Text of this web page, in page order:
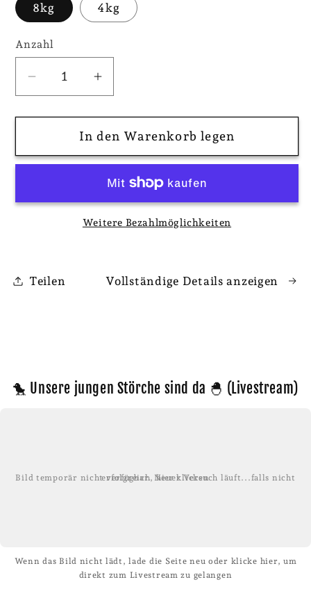
8kg 4kg
Anzahl
Verringere
die
Menge
Bioland
Frühkartoffel
große
Sommerkiste
Niedersachsen,
Erhöhe
die
Menge
für
Bioland
Frühkartoffel
Annabelle
große
Sommerkiste
Niedersachsen,
In den Warenkorb legen
Weitere Bezahlmöglichkeiten
Teilen Vollständige Details anzeigen
🐤 Unsere jungen Störche sind da 🐣 (Livestream)
Bild temporär nicht verfügbar. Neuer Versuch läuft...falls nicht erfolgreich, hier klicken
Wenn das Bild nicht lädt, lade die Seite neu oder klicke hier, um
direkt zum Livestream zu gelangen